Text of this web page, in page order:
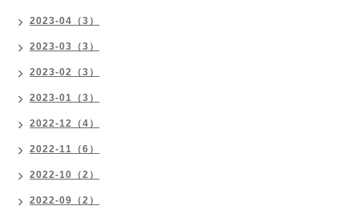
2023-04（3）
2023-03（3）
2023-02（3）
2023-01（3）
2022-12（4）
2022-11（6）
2022-10（2）
2022-09（2）